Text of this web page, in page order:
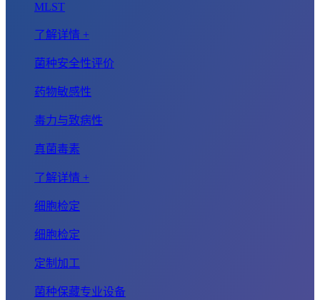
MLST
了解详情 +
菌种安全性评价
药物敏感性
毒力与致病性
真菌毒素
了解详情 +
细胞检定
细胞检定
定制加工
菌种保藏专业设备